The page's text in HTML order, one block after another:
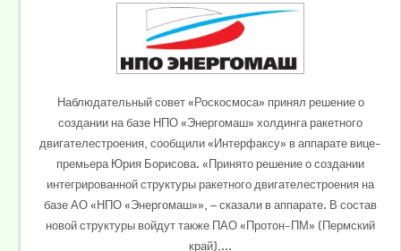
Наблюдательный совет «Роскосмоса» принял решение о
создании на базе НПО «Энергомаш» холдинга ракетного
двигателестроения, сообщили «Интерфаксу» в аппарате вице-
премьера Юрия Борисова. «Принято решение о создании
интегрированной структуры ракетного двигателестроения на
базе АО «НПО «Энергомаш»», — сказали в аппарате. В состав
новой структуры войдут также ПАО «Протон-ПМ» (Пермский
край),...